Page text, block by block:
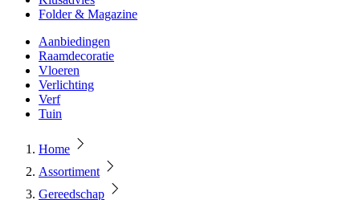
Folder & Magazine
Aanbiedingen
Raamdecoratie
Vloeren
Verlichting
Verf
Tuin
Home
Assortiment
Gereedschap